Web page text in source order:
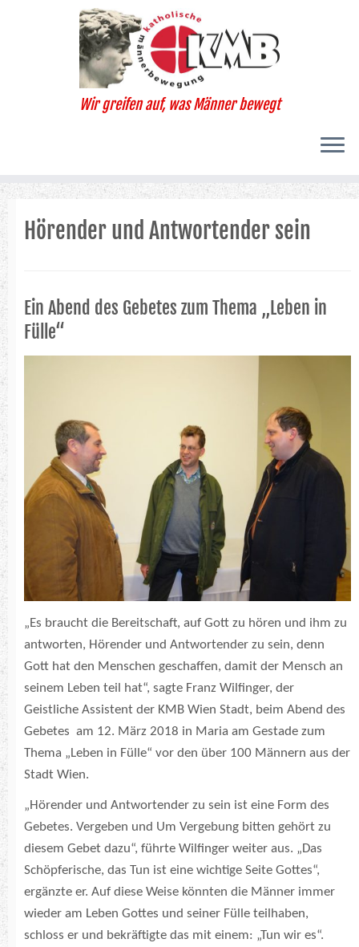
Wir greifen auf, was Männer bewegt
Hörender und Antwortender sein
Ein Abend des Gebetes zum Thema „Leben in
Fülle“
„Es braucht die Bereitschaft, auf Gott zu hören und ihm zu
antworten, Hörender und Antwortender zu sein, denn
Gott hat den Menschen geschaffen, damit der Mensch an
seinem Leben teil hat“, sagte Franz Wilfinger, der
Geistliche Assistent der KMB Wien Stadt, beim Abend des
Gebetes am 12. März 2018 in Maria am Gestade zum
Thema „Leben in Fülle“ vor den über 100 Männern aus der
Stadt Wien.
„Hörender und Antwortender zu sein ist eine Form des
Gebetes. Vergeben und Um Vergebung bitten gehört zu
diesem Gebet dazu“, führte Wilfinger weiter aus. „Das
Schöpferische, das Tun ist eine wichtige Seite Gottes“,
ergänzte er. Auf diese Weise könnten die Männer immer
wieder am Leben Gottes und seiner Fülle teilhaben,
schloss er und bekräftigte das mit einem: „Tun wir es“.